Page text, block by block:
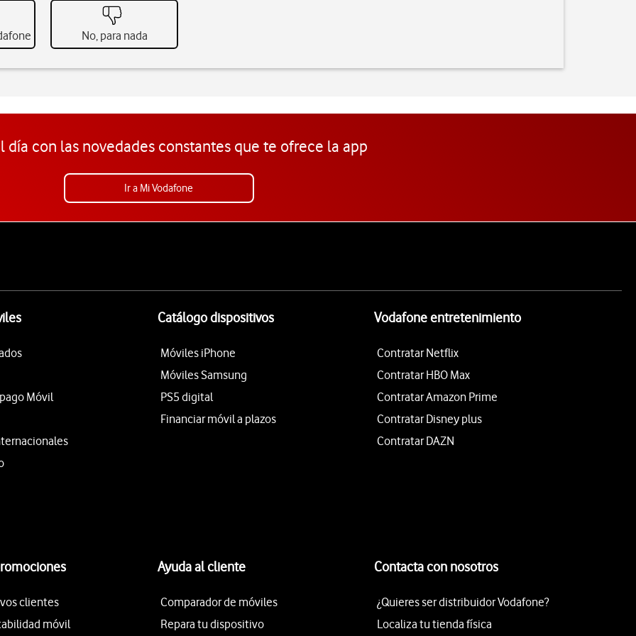
No, para nada
día con las novedades constantes que te ofrece la app
Ir a Mi Vodafone
Móvil
Catálogo dispositivos
Móviles iPhone
Móviles Samsung
PS5 digital
Financiar móvil a plazos
Vodafone entretenimiento
Contratar Netflix
Contratar HBO Max
Contratar Amazon Prime
Contratar Disney plus
Contratar DAZN
clientes
móvil
Ayuda al cliente
Comparador de móviles
Repara tu dispositivo
Contacta con nosotros
¿Quieres ser distribuidor Vodafone?
Localiza tu tienda física